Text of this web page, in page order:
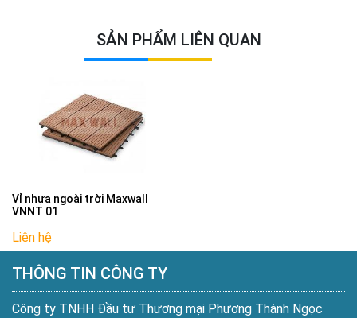
SẢN PHẨM LIÊN QUAN
Vỉ nhựa ngoài trời Maxwall
VNNT 01
Liên hệ
THÔNG TIN CÔNG TY
Công ty TNHH Đầu tư Thương mại Phương Thành Ngọc